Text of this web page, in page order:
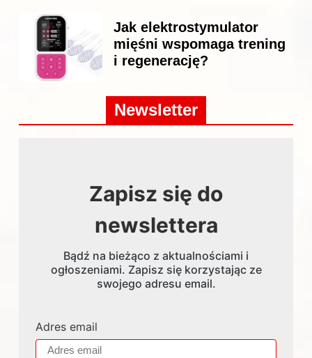
Jak elektrostymulator
mięśni wspomaga trening
i regenerację?
Newsletter
Zapisz się do
newslettera
Bądź na bieżąco z aktualnościami i
ogłoszeniami. Zapisz się korzystając ze
swojego adresu email.
Adres email